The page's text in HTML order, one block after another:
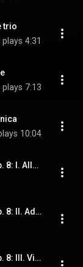
trio
plays 4:31
plays 7:13
10:04
Sinfonia da camera in B-Flat Major, Op. 8: I. Allegro moderato
Sinfonia da camera in B-Flat Major, Op. 8: II. Adagio
Sinfonia da camera in B-Flat Major, Op. 8: III. Vivace con spirito